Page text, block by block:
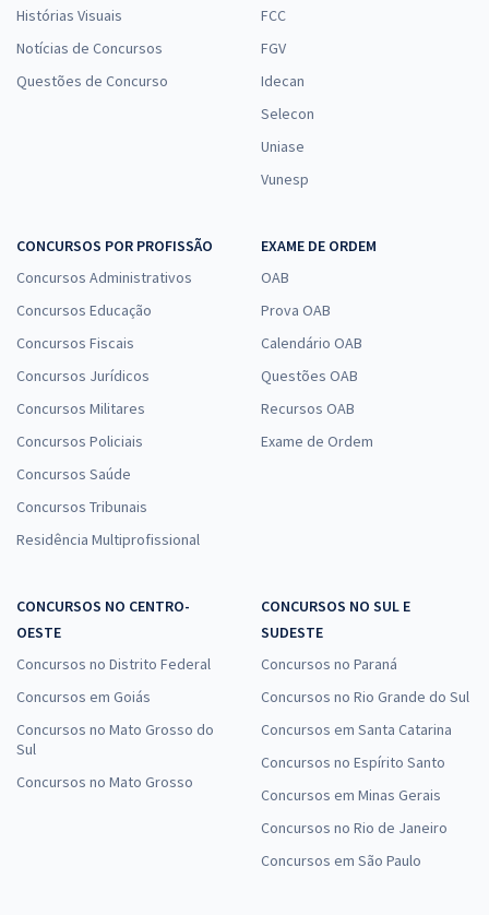
Histórias Visuais
Notícias de Concursos
Questões de Concurso
FCC
FGV
Idecan
Selecon
Uniase
Vunesp
CONCURSOS POR PROFISSÃO
Concursos Administrativos
Concursos Educação
Concursos Fiscais
Concursos Jurídicos
Concursos Militares
Concursos Policiais
Concursos Saúde
Concursos Tribunais
Residência Multiprofissional
EXAME DE ORDEM
OAB
Prova OAB
Calendário OAB
Questões OAB
Recursos OAB
Exame de Ordem
CONCURSOS NO CENTRO-
OESTE
Concursos no Distrito Federal
Concursos em Goiás
Concursos no Mato Grosso do
Sul
Concursos no Mato Grosso
CONCURSOS NO SUL E
SUDESTE
Concursos no Paraná
Concursos no Rio Grande do Sul
Concursos em Santa Catarina
Concursos no Espírito Santo
Concursos em Minas Gerais
Concursos no Rio de Janeiro
Concursos em São Paulo